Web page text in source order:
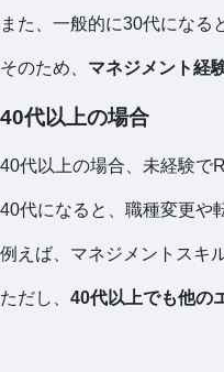
また、一般的に30代になる
そのため、 マネジメント経
40代以上の場合
40代以上の場合、未経験で
40代になると、職種変更や
例えば、マネジメントスキ
ただし、 40代以上でも他の